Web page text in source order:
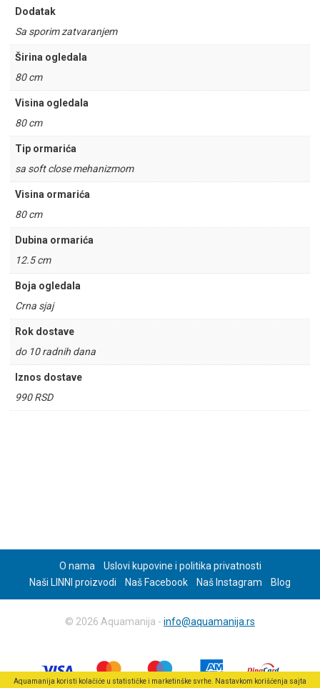
Dodatak
Sa sporim zatvaranjem
Širina ogledala
80 cm
Visina ogledala
80 cm
Tip ormarića
sa soft close mehanizmom
Visina ormarića
80 cm
Dubina ormarića
12.5 cm
Boja ogledala
Crna sjaj
Rok dostave
do 10 radnih dana
Iznos dostave
990 RSD
O nama
Uslovi kupovine i politika privatnosti
Naši LINNI proizvodi
Naš Facebook Naš Instagram Blog
© 2026 Aquamanija - info@aquamanija.rs
Aquamanija koristi kolačiće u statističke i marketinške svrhe. Nastavkom korišćenja sajta